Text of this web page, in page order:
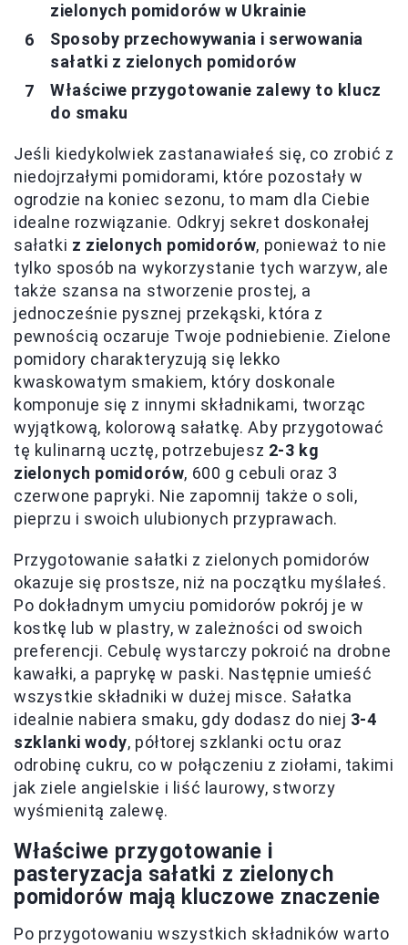
zielonych pomidorów w Ukrainie
Sposoby przechowywania i serwowania
sałatki z zielonych pomidorów
Właściwe przygotowanie zalewy to klucz
do smaku
Jeśli kiedykolwiek zastanawiałeś się, co zrobić z
niedojrzałymi pomidorami, które pozostały w
ogrodzie na koniec sezonu, to mam dla Ciebie
idealne rozwiązanie. Odkryj sekret doskonałej
sałatki z zielonych pomidorów, ponieważ to nie
tylko sposób na wykorzystanie tych warzyw, ale
także szansa na stworzenie prostej, a
jednocześnie pysznej przekąski, która z
pewnością oczaruje Twoje podniebienie. Zielone
pomidory charakteryzują się lekko
kwaskowatym smakiem, który doskonale
komponuje się z innymi składnikami, tworząc
wyjątkową, kolorową sałatkę. Aby przygotować
tę kulinarną ucztę, potrzebujesz 2-3 kg
zielonych pomidorów, 600 g cebuli oraz 3
czerwone papryki. Nie zapomnij także o soli,
pieprzu i swoich ulubionych przyprawach.
Przygotowanie sałatki z zielonych pomidorów
okazuje się prostsze, niż na początku myślałeś.
Po dokładnym umyciu pomidorów pokrój je w
kostkę lub w plastry, w zależności od swoich
preferencji. Cebulę wystarczy pokroić na drobne
kawałki, a paprykę w paski. Następnie umieść
wszystkie składniki w dużej misce. Sałatka
idealnie nabiera smaku, gdy dodasz do niej 3-4
szklanki wody, półtorej szklanki octu oraz
odrobinę cukru, co w połączeniu z ziołami, takimi
jak ziele angielskie i liść laurowy, stworzy
wyśmienitą zalewę.
Właściwe przygotowanie i
pasteryzacja sałatki z zielonych
pomidorów mają kluczowe znaczenie
Po przygotowaniu wszystkich składników warto